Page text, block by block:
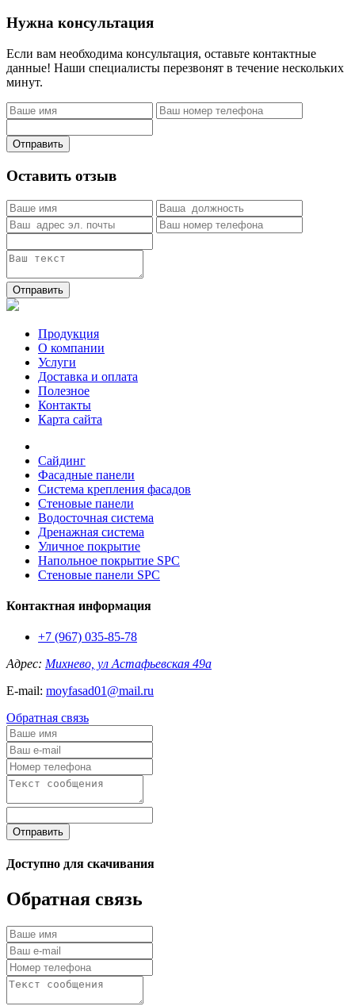
Нужна консультация
Если вам необходима консультация, оставьте контактные
данные! Наши специалисты перезвонят в течение нескольких
минут.
Отправить
Оставить отзыв
Отправить
Продукция
О компании
Услуги
Доставка и оплата
Полезное
Контакты
Карта сайта
Сайдинг
Фасадные панели
Система крепления фасадов
Стеновые панели
Водосточная система
Дренажная система
Уличное покрытие
Напольное покрытие SPC
Стеновые панели SPC
Контактная информация
+7 (967) 035-85-78
Адрес: Михнево, ул Астафьевская 49а
E-mail: moyfasad01@mail.ru
Обратная связь
Отправить
Доступно для скачивания
Обратная связь